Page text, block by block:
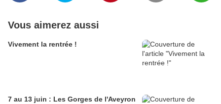
Vous aimerez aussi
Vivement la rentrée !
7 au 13 juin : Les Gorges de l'Aveyron